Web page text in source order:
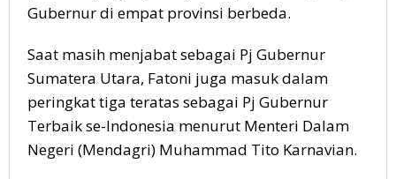
Gubernur di empat provinsi berbeda.
Saat masih menjabat sebagai Pj Gubernur
Sumatera Utara, Fatoni juga masuk dalam
peringkat tiga teratas sebagai Pj Gubernur
Terbaik se-Indonesia menurut Menteri Dalam
Negeri (Mendagri) Muhammad Tito Karnavian.